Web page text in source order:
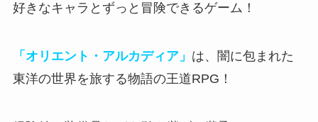
好きなキャラとずっと冒険できるゲーム！
「オリエント・アルカディア」 は、闇に包まれた
東洋の世界を旅する物語の王道RPG！